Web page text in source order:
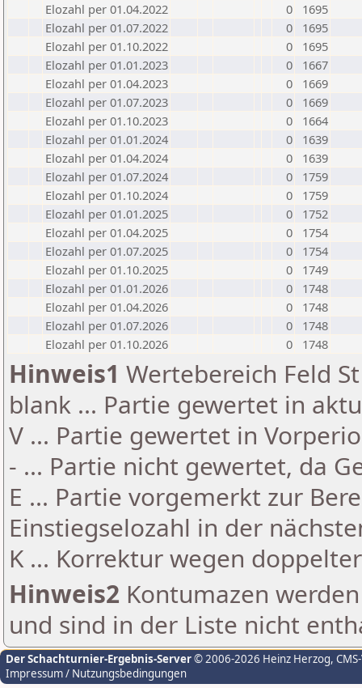
Elozahl per 01.04.2022
0
1695
Elozahl per 01.07.2022
0
1695
Elozahl per 01.10.2022
0
1695
Elozahl per 01.01.2023
0
1667
Elozahl per 01.04.2023
0
1669
Elozahl per 01.07.2023
0
1669
Elozahl per 01.10.2023
0
1664
Elozahl per 01.01.2024
0
1639
Elozahl per 01.04.2024
0
1639
Elozahl per 01.07.2024
0
1759
Elozahl per 01.10.2024
0
1759
Elozahl per 01.01.2025
0
1752
Elozahl per 01.04.2025
0
1754
Elozahl per 01.07.2025
0
1754
Elozahl per 01.10.2025
0
1749
Elozahl per 01.01.2026
0
1748
Elozahl per 01.04.2026
0
1748
Elozahl per 01.07.2026
0
1748
Elozahl per 01.10.2026
0 1748
Hinweis1 Wertebereich Feld
blank ... Partie gewertet in
V ... Partie gewertet in
- ... Partie nicht gewertet, da
E ... Partie vorgemerkt zur
Einstiegselozahl in der
K ... Korrektur wegen
Hinweis2 Kontumazen
und sind in der Liste nicht
Der Schachturnier-Ergebnis-Server© 2006-2026 Heinz Herzog,
Impressum / Nutzungsbedingungen